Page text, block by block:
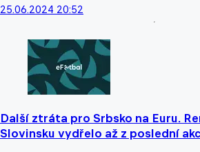
25.06.2024 20:52
Další ztráta pro Srbsko na Euru.
Slovinsku vydřelo až z poslední